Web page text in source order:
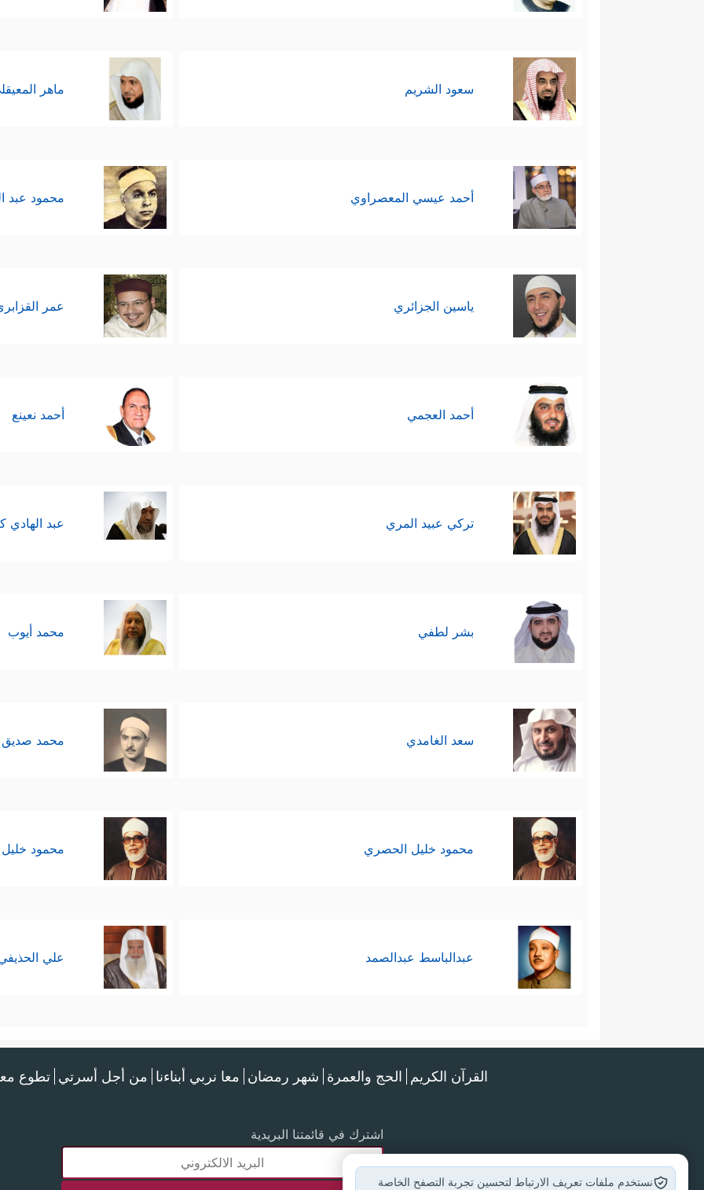
سعود الشريم ماهر
أحمد عيسي المعصراوي محمود عبد
ياسين الجزائري عمر
أحمد العجمي أحمد نعينع
تركي عبيد المري عبد الهادي
بشر لطفي محمد أيوب
سعد الغامدي محمد صديق
محمود خليل الحصري محمود
عبدالباسط عبدالصمد علي
القرآن الكريم الحج والعمرة شهر رمضان معا نربي أبناءنا من أجل أسرتي تطوع
اشترك في قائمتنا البريدية
نستخدم ملفات تعريف الارتباط لتحسين تجربة التصفح الخاصة